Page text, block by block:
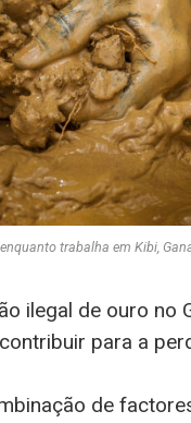
trabalha em Kibi,
ilegal de ouro no
para a
de